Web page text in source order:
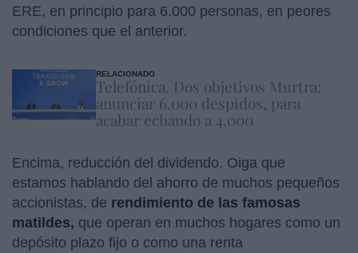
ERE, en principio para 6.000 personas, en peores
condiciones que el anterior.
RELACIONADO
Telefónica. Dos objetivos Murtra:
anunciar 6.000 despidos, para
acabar echando a 4.000
Encima, reducción del dividendo. Oiga que
estamos hablando del ahorro de muchos pequeños
accionistas, de rendimiento de las famosas
matildes, que operan en muchos hogares como un
depósito plazo fijo o como una renta